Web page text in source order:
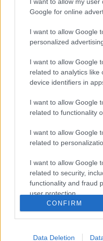
Google for online
I want to allow Google
personalized
I want to allow Google
related to analytics like
device identifiers in
I want to allow Google
related to functionality
I want to allow Google
related to
I want to allow Google
related to security,
functionality and fraud
user protection.
CONFIRM
Data Deletion
A sokadalomról:
Valamint a kiállításról:
Egy nehéz nap
2011. február 20.
A tegnapi napom
teherautó sofőrünk és
fuvarunk. Persze
Téli gumit
zalkapone•2011. február 17.
Nemsokára vége a
könnyebbé válik a
pulóver, nagykabát, és